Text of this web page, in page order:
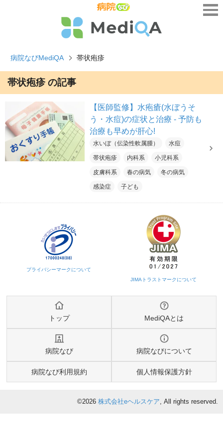
病院なびMediQA 帯状疱疹
帯状疱疹 の記事
【医師監修】水疱瘡(水ぼうそ
う・水痘)の症状と治療 - 予防も
治療も早めが肝心!
水いぼ（伝染性軟属腫） 水痘
帯状疱疹 内科系 小児科系
皮膚科系 春の病気 冬の病気
感染症 子ども
トップ MediQAとは
病院なび 病院なびについて
病院なび利用規約 個人情報保護方針
©2026 株式会社eヘルスケア, All rights reserved.